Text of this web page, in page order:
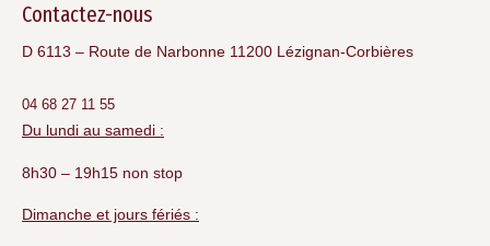
Contactez-nous
D 6113 – Route de Narbonne 11200 Lézignan-Corbières
04 68 27 11 55
Du lundi au samedi :
8h30 – 19h15 non stop
Dimanche et jours fériés :